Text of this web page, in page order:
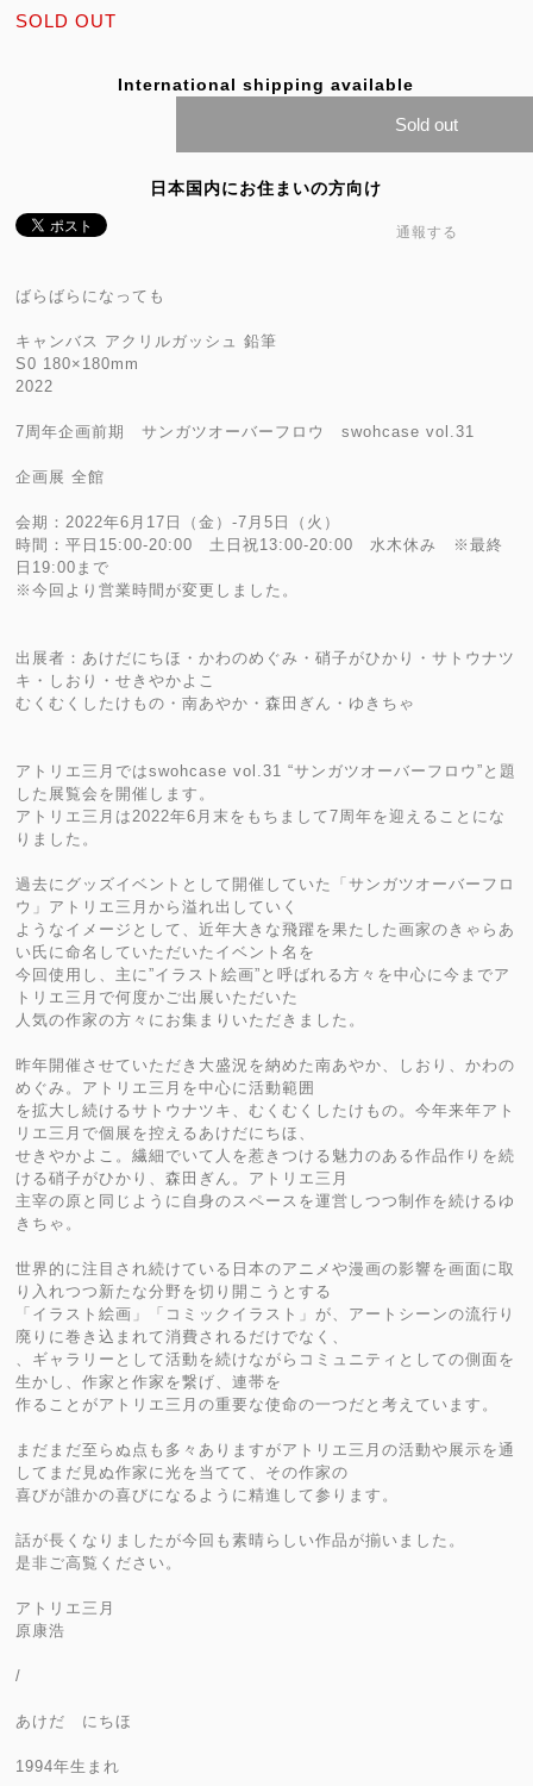
SOLD OUT
International shipping available
Sold out
日本国内にお住まいの方向け
通報する
ばらばらになっても
キャンバス アクリルガッシュ 鉛筆
S0 180×180mm
2022
7周年企画前期 サンガツオーバーフロウ swohcase vol.31
企画展 全館
会期：2022年6月17日（金）-7月5日（火）
時間：平日15:00-20:00 土日祝13:00-20:00 水木休み ※最終
日19:00まで
※今回より営業時間が変更しました。
出展者：あけだにちほ・かわのめぐみ・硝子がひかり・サトウナツ
キ・しおり・せきやかよこ
むくむくしたけもの・南あやか・森田ぎん・ゆきちゃ
アトリエ三月ではswohcase vol.31 “サンガツオーバーフロウ”と題
した展覧会を開催します。
アトリエ三月は2022年6月末をもちまして7周年を迎えることにな
りました。
過去にグッズイベントとして開催していた「サンガツオーバーフロ
ウ」アトリエ三月から溢れ出していく
ようなイメージとして、近年大きな飛躍を果たした画家のきゃらあ
い氏に命名していただいたイベント名を
今回使用し、主に”イラスト絵画”と呼ばれる方々を中心に今までア
トリエ三月で何度かご出展いただいた
人気の作家の方々にお集まりいただきました。
昨年開催させていただき大盛況を納めた南あやか、しおり、かわの
めぐみ。アトリエ三月を中心に活動範囲
を拡大し続けるサトウナツキ、むくむくしたけもの。今年来年アト
リエ三月で個展を控えるあけだにちほ、
せきやかよこ。繊細でいて人を惹きつける魅力のある作品作りを続
ける硝子がひかり、森田ぎん。アトリエ三月
主宰の原と同じように自身のスペースを運営しつつ制作を続けるゆ
きちゃ。
世界的に注目され続けている日本のアニメや漫画の影響を画面に取
り入れつつ新たな分野を切り開こうとする
「イラスト絵画」「コミックイラスト」が、アートシーンの流行り
廃りに巻き込まれて消費されるだけでなく、
、ギャラリーとして活動を続けながらコミュニティとしての側面を
生かし、作家と作家を繋げ、連帯を
作ることがアトリエ三月の重要な使命の一つだと考えています。
まだまだ至らぬ点も多々ありますがアトリエ三月の活動や展示を通
してまだ見ぬ作家に光を当てて、その作家の
喜びが誰かの喜びになるように精進して参ります。
話が長くなりましたが今回も素晴らしい作品が揃いました。
是非ご高覧ください。
アトリエ三月
原康浩
/
あけだ にちほ
1994年生まれ